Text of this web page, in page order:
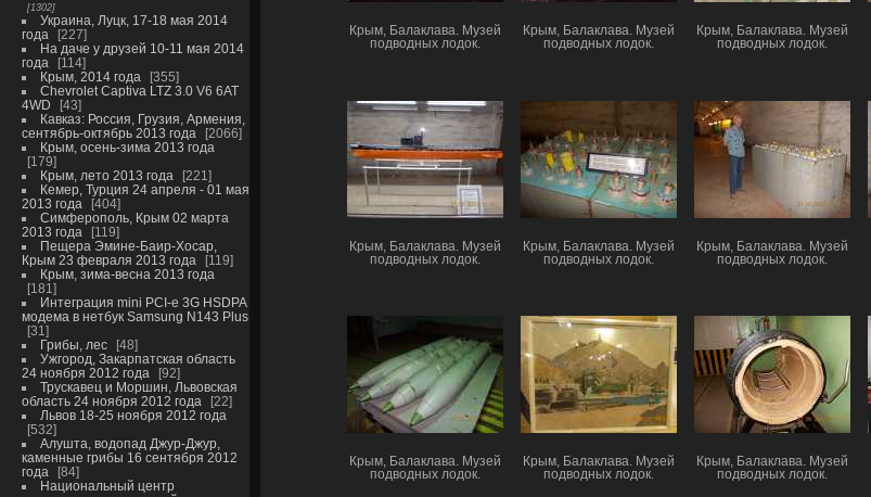
1302
Украина, Луцк, 17-18 мая 2014
года
227
На даче у друзей 10-11 мая 2014
года
114
Крым, 2014 года
355
Chevrolet Captiva LTZ 3.0 V6 6AT
4WD
43
Кавказ: Россия, Грузия, Армения,
сентябрь-октябрь 2013 года
2066
Крым, осень-зима 2013 года
179
Крым, лето 2013 года
221
Кемер, Турция 24 апреля - 01 мая
2013 года
404
Симферополь, Крым 02 марта
2013 года
119
Пещера Эмине-Баир-Хосар,
Крым 23 февраля 2013 года
119
Крым, зима-весна 2013 года
181
Интеграция mini PCI-e 3G HSDPA
модема в нетбук Samsung N143 Plus
31
Грибы, лес
48
Ужгород, Закарпатская область
24 ноября 2012 года
92
Трускавец и Моршин, Львовская
область 24 ноября 2012 года
22
Львов 18-25 ноября 2012 года
532
Алушта, водопад Джур-Джур,
каменные грибы 16 сентября 2012
года
84
Национальный центр
Крым, Балаклава. Музей
подводных лодок.
Крым, Балаклава. Музей
подводных лодок.
Крым, Балаклава. Музей
подводных лодок.
Крым, Балаклава. Музей
подводных лодок.
Крым, Балаклава. Музей
подводных лодок.
Крым, Балаклава. Музей
подводных лодок.
Крым, Балаклава. Музей
подводных лодок.
Крым, Балаклава. Музей
подводных лодок.
Крым, Балаклава. Музей
подводных лодок.